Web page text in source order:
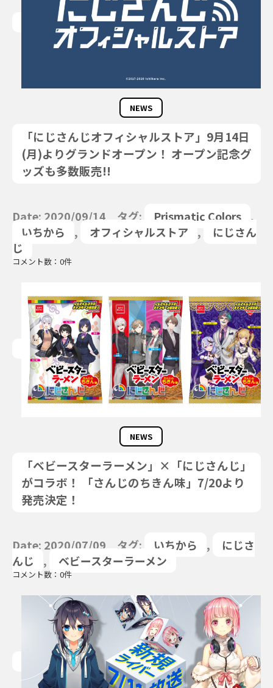
NEWS
「にじさんじオフィシャルストア」9月14日
(月)よりグランドオープン！ オープン記念グ
ッズも多数販売!!
Date: 2020/09/14 タグ: Prismatic Colors
,
いちから
, オフィシャルストア ,
にじさん
じ
コメント数：0件
NEWS
「ベビースターラーメン」×「にじさんじ」
がコラボ！ 「さんじのちきん味」7/20より
発売決定！
Date: 2020/07/09 タグ: いちから ,
にじさ
んじ
, ベビースターラーメン
コメント数：0件